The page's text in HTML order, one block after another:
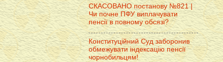
СКАСОВАНО постанову №821 |
Чи почне ПФУ виплачувати
пенсії в повному обсязі?
Конституційний Суд заборонив
обмежувати індексацію пенсії
чорнобильцям!